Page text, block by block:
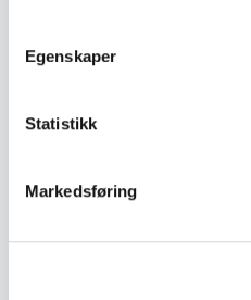
Egenskaper
Statistikk
Markedsføring
- Høyde ca. 10,5 cm
• Tilstand:
bruksspor og noe